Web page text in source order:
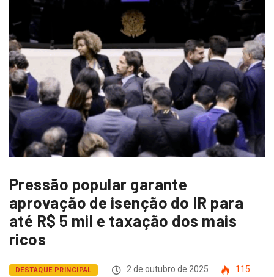
Pressão popular garante
aprovação de isenção do IR para
até R$ 5 mil e taxação dos mais
ricos
DESTAQUE PRINCIPAL 2 de outubro de 2025
115